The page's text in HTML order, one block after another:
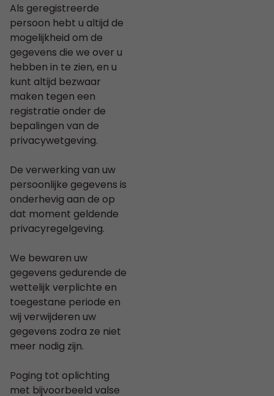
Als geregistreerde
persoon hebt u altijd de
mogelijkheid om de
gegevens die we over u
hebben in te zien, en u
kunt altijd bezwaar
maken tegen een
registratie onder de
bepalingen van de
privacywetgeving.
De verwerking van uw
persoonlijke gegevens is
onderhevig aan de op
dat moment geldende
privacyregelgeving.
We bewaren uw
gegevens gedurende de
wettelijk verplichte en
toegestane periode en
wij verwijderen uw
gegevens zodra ze niet
meer nodig zijn.
Poging tot oplichting
met bijvoorbeeld valse